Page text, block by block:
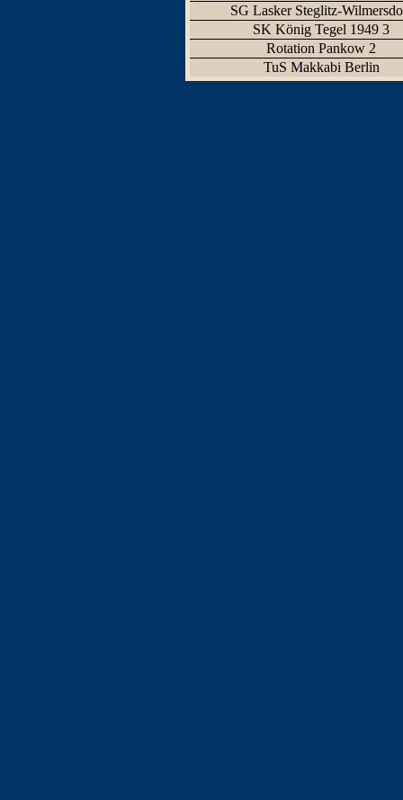
SG Lasker Steglitz-
SK König Tegel 1949 3
Rotation Pankow 2
TuS Makkabi Berlin